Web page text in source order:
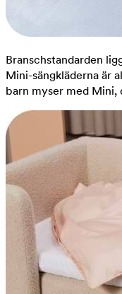
Branschstandarden
Mini-sängkläderna är
barn myser med Mini,